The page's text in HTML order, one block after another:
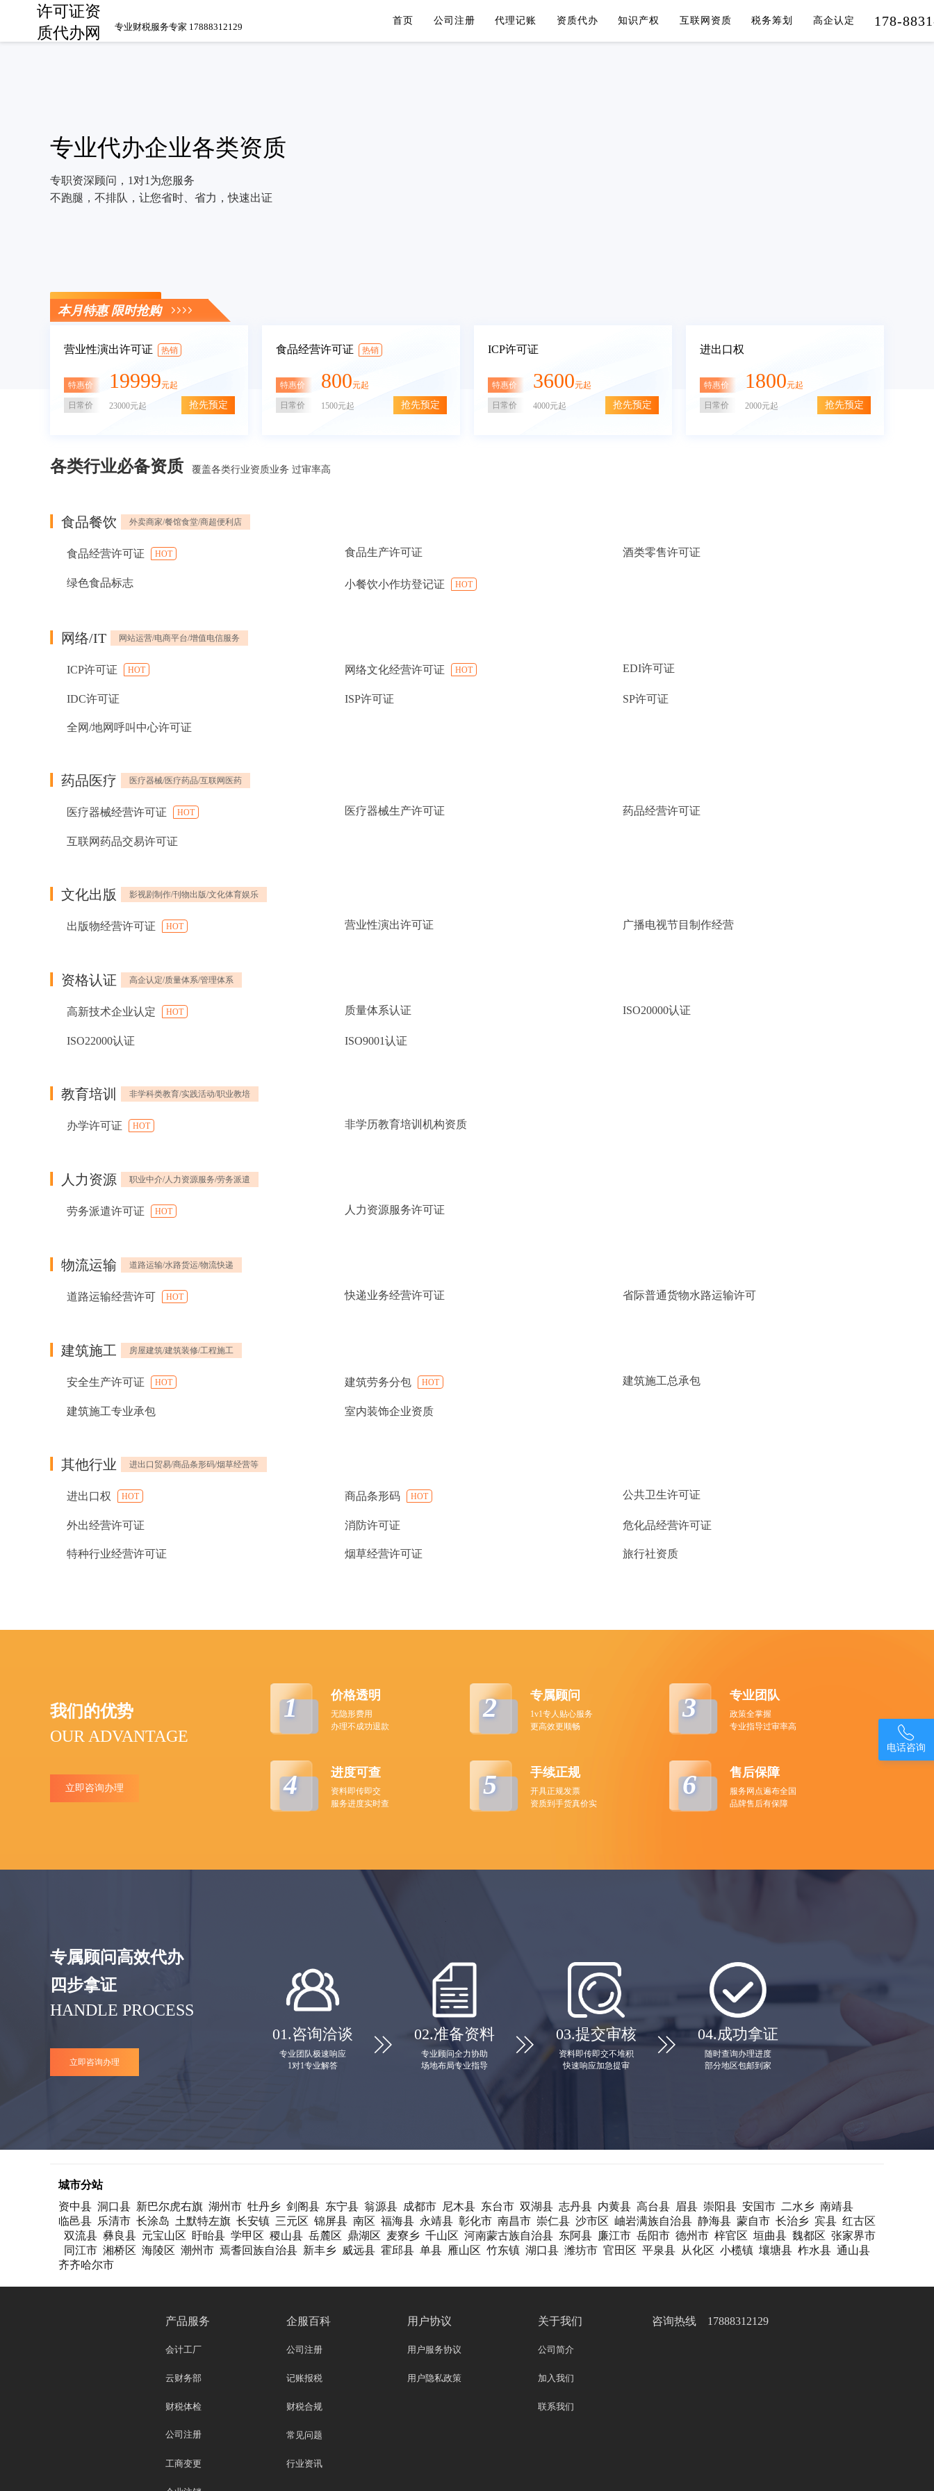
许可证资
质代办网
专业财税服务专家 17888312129
首页 公司注册 代理记账 资质代办 知识产权 互联网资质 税务筹划 高企认定 178-
专业代办企业各类资质
专职资深顾问，1对1为您服务
不跑腿，不排队，让您省时、省力，快速出证
立即咨询
本月特惠 限时抢购
营业性演出许可证 热销
特惠价 19999元起
日常价 23000元起 抢先预定
食品经营许可证 热销
特惠价 800元起
日常价 1500元起 抢先预定
ICP许可证
特惠价 3600元起
日常价 4000元起 抢先预定
进出口权
特惠价 1800元起
日常价 2000元起 抢先预定
各类行业必备资质 覆盖各类行业资质业务 过审率高
食品餐饮 外卖商家/餐馆食堂/商超便利店
食品经营许可证 HOT 食品生产许可证 酒类零售许可证
绿色食品标志 小餐饮小作坊登记证 HOT
网络/IT 网站运营/电商平台/增值电信服务
ICP许可证 HOT 网络文化经营许可证 HOT EDI许可证
IDC许可证 ISP许可证 SP许可证
全网/地网呼叫中心许可证
药品医疗 医疗器械/医疗药品/互联网医药
医疗器械经营许可证 HOT 医疗器械生产许可证 药品经营许可证
互联网药品交易许可证
文化出版 影视剧制作/刊物出版/文化体育娱乐
出版物经营许可证 HOT 营业性演出许可证 广播电视节目制作经营
资格认证 高企认定/质量体系/管理体系
高新技术企业认定 HOT 质量体系认证 ISO20000认证
ISO22000认证 ISO9001认证
教育培训 非学科类教育/实践活动/职业教培
办学许可证 HOT 非学历教育培训机构资质
人力资源 职业中介/人力资源服务/劳务派遣
劳务派遣许可证 HOT 人力资源服务许可证
物流运输 道路运输/水路货运/物流快递
道路运输经营许可 HOT 快递业务经营许可证 省际普通货物水路运输许可
建筑施工 房屋建筑/建筑装修/工程施工
安全生产许可证 HOT 建筑劳务分包 HOT 建筑施工总承包
建筑施工专业承包 室内装饰企业资质
其他行业 进出口贸易/商品条形码/烟草经营等
进出口权 HOT 商品条形码 HOT 公共卫生许可证
外出经营许可证 消防许可证 危化品经营许可证
特种行业经营许可证 烟草经营许可证 旅行社资质
我们的优势
OUR ADVANTAGE
立即咨询办理
1 价格透明
无隐形费用
办理不成功退款
2 专属顾问
1v1专人贴心服务
更高效更顺畅
3 专业团队
政策全掌握
专业指导过审率高
4 进度可查
资料即传即交
服务进度实时查
5 手续正规
开具正规发票
资质到手货真价实
6 售后保障
服务网点遍布全国
品牌售后有保障
专属顾问高效代办
四步拿证
HANDLE PROCESS
立即咨询办理
01.咨询洽谈
专业团队极速响应
1对1专业解答
 02.准备资料
专业顾问全力协助
场地布局专业指导
 03.提交审核
资料即传即交不堆积
快速响应加急提审
 04.成功拿证
随时查询办理进度
部分地区包邮到家
城市分站
资中县 洞口县 新巴尔虎右旗 湖州市 牡丹乡 剑阁县 东宁县 翁源县 成都市 尼木县 东台市 双湖县 志丹县 内黄县 高台县 眉县 崇阳县 安国市 二水乡 南靖县
临邑县 乐清市 长涂岛 土默特左旗 长安镇 三元区 锦屏县 南区 福海县 永靖县 彰化市 南昌市 崇仁县 沙市区 岫岩满族自治县 静海县 蒙自市 长治乡 宾县 红古区
双流县 彝良县 元宝山区 盱眙县 学甲区 稷山县 岳麓区 鼎湖区 麦寮乡 千山区 河南蒙古族自治县 东阿县 廉江市 岳阳市 德州市 梓官区 垣曲县 魏都区 张家界市
同江市 湘桥区 海陵区 潮州市 焉耆回族自治县 新丰乡 威远县 霍邱县 单县 雁山区 竹东镇 湖口县 潍坊市 官田区 平泉县 从化区 小榄镇 壤塘县 柞水县 通山县
齐齐哈尔市
产品服务
会计工厂
云财务部
财税体检
公司注册
工商变更
企服百科
公司注册
记账报税
财税合规
常见问题
行业资讯
用户协议
用户服务协议
用户隐私政策
关于我们
公司简介
加入我们
联系我们
咨询热线 17888312129

电话咨询